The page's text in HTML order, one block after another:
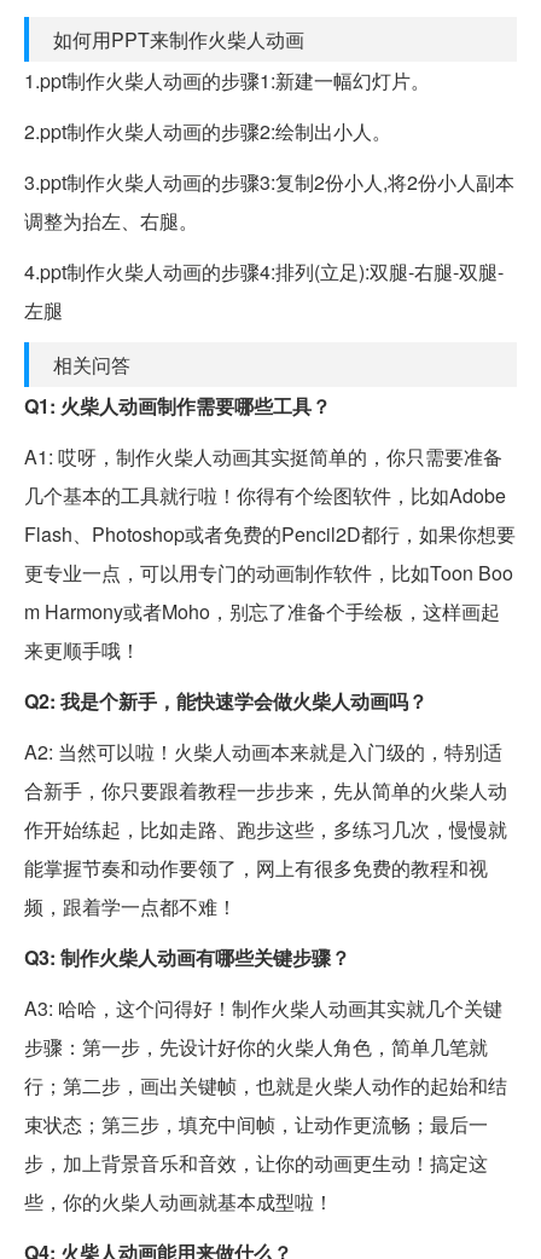
如何用PPT来制作火柴人动画
1.ppt制作火柴人动画的步骤1:新建一幅幻灯片。
2.ppt制作火柴人动画的步骤2:绘制出小人。
3.ppt制作火柴人动画的步骤3:复制2份小人,将2份小人副本
调整为抬左、右腿。
4.ppt制作火柴人动画的步骤4:排列(立足):双腿-右腿-双腿-
左腿
相关问答
Q1: 火柴人动画制作需要哪些工具？
A1: 哎呀，制作火柴人动画其实挺简单的，你只需要准备
几个基本的工具就行啦！你得有个绘图软件，比如Adobe
Flash、Photoshop或者免费的Pencil2D都行，如果你想要
更专业一点，可以用专门的动画制作软件，比如Toon Boo
m Harmony或者Moho，别忘了准备个手绘板，这样画起
来更顺手哦！
Q2: 我是个新手，能快速学会做火柴人动画吗？
A2: 当然可以啦！火柴人动画本来就是入门级的，特别适
合新手，你只要跟着教程一步步来，先从简单的火柴人动
作开始练起，比如走路、跑步这些，多练习几次，慢慢就
能掌握节奏和动作要领了，网上有很多免费的教程和视
频，跟着学一点都不难！
Q3: 制作火柴人动画有哪些关键步骤？
A3: 哈哈，这个问得好！制作火柴人动画其实就几个关键
步骤：第一步，先设计好你的火柴人角色，简单几笔就
行；第二步，画出关键帧，也就是火柴人动作的起始和结
束状态；第三步，填充中间帧，让动作更流畅；最后一
步，加上背景音乐和音效，让你的动画更生动！搞定这
些，你的火柴人动画就基本成型啦！
Q4: 火柴人动画能用来做什么？